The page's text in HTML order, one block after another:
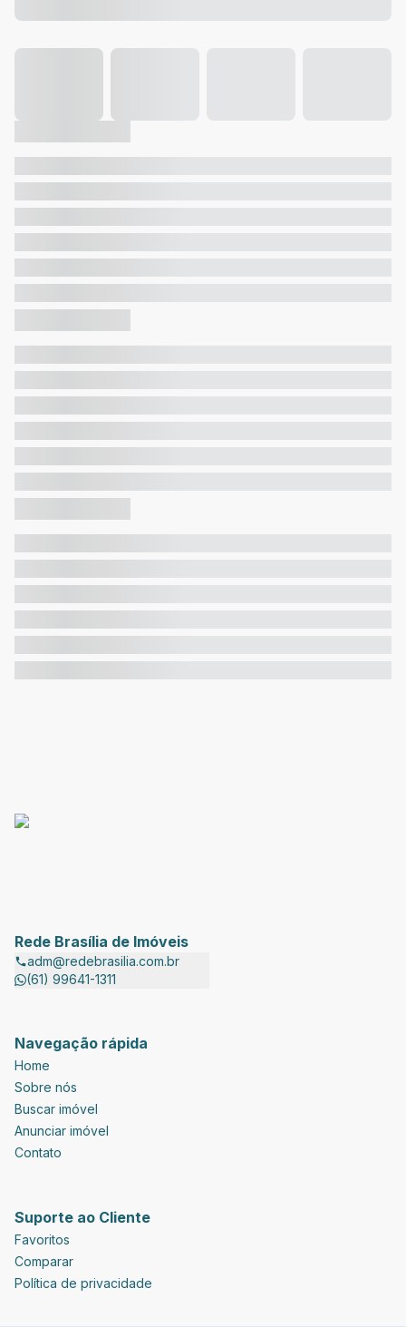
Rede Brasília de Imóveis
adm@redebrasilia.com.br
(61) 99641-1311
Navegação rápida
Home
Sobre nós
Buscar imóvel
Anunciar imóvel
Contato
Suporte ao Cliente
Favoritos
Comparar
Política de privacidade